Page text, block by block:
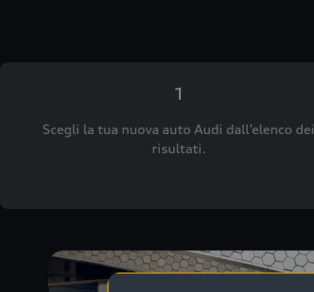
1
Scegli la tua nuova auto Audi dall’elenco dei
risultati.